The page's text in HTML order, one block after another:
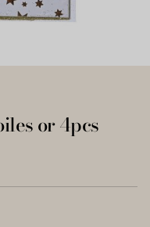
or 4pcs